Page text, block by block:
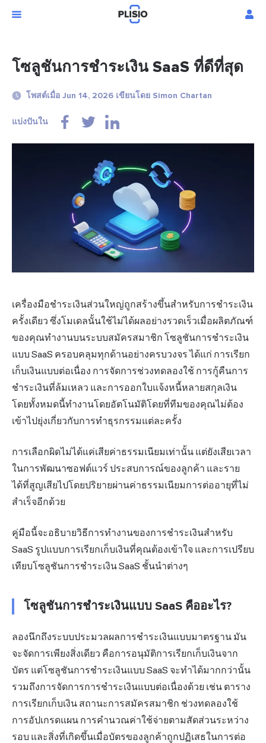
โซลูชันการชำระเงิน SaaS ที่ดีที่สุด
โพสต์เมื่อ Jun 14, 2026 เขียนโดย Simon Chartan
แบ่งปันใน
เครื่องมือชำระเงินส่วนใหญ่ถูกสร้างขึ้นสำหรับการชำระเงิน
ครั้งเดียว ซึ่งโมเดลนั้นใช้ไม่ได้ผลอย่างรวดเร็วเมื่อผลิตภัณฑ์
ของคุณทำงานบนระบบสมัครสมาชิก โซลูชันการชำระเงิน
แบบ SaaS ครอบคลุมทุกด้านอย่างครบวงจร ได้แก่ การเรียก
เก็บเงินแบบต่อเนื่อง การจัดการช่วงทดลองใช้ การกู้คืนการ
ชำระเงินที่ล้มเหลว และการออกใบแจ้งหนี้หลายสกุลเงิน
โดยทั้งหมดนี้ทำงานโดยอัตโนมัติโดยที่ทีมของคุณไม่ต้อง
เข้าไปยุ่งเกี่ยวกับการทำธุรกรรมแต่ละครั้ง
การเลือกผิดไม่ได้แค่เสียค่าธรรมเนียมเท่านั้น แต่ยังเสียเวลา
ในการพัฒนาซอฟต์แวร์ ประสบการณ์ของลูกค้า และราย
ได้ที่สูญเสียไปโดยปริยายผ่านค่าธรรมเนียมการต่ออายุที่ไม่
สำเร็จอีกด้วย
คู่มือนี้จะอธิบายวิธีการทำงานของการชำระเงินสำหรับ
SaaS รูปแบบการเรียกเก็บเงินที่คุณต้องเข้าใจ และการเปรียบ
เทียบโซลูชันการชำระเงิน SaaS ชั้นนำต่างๆ
โซลูชันการชำระเงินแบบ SaaS คืออะไร?
ลองนึกถึงระบบประมวลผลการชำระเงินแบบมาตรฐาน มัน
จะจัดการเพียงสิ่งเดียว คือการอนุมัติการเรียกเก็บเงินจาก
บัตร แต่โซลูชันการชำระเงินแบบ SaaS จะทำได้มากกว่านั้น
รวมถึงการจัดการการชำระเงินแบบต่อเนื่องด้วย เช่น ตาราง
การเรียกเก็บเงิน สถานะการสมัครสมาชิก ช่วงทดลองใช้
การอัปเกรดแผน การคำนวณค่าใช้จ่ายตามสัดส่วนระหว่าง
รอบ และสิ่งที่เกิดขึ้นเมื่อบัตรของลูกค้าถูกปฏิเสธในการต่อ